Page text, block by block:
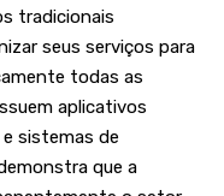
tradicionais
seus serviços para
todas as
aplicativos
sistemas de
que a